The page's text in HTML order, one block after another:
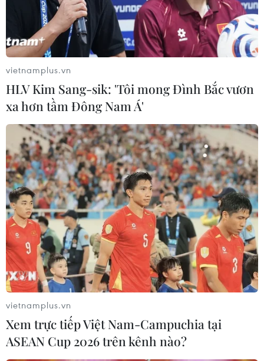
Dự án đường Hồ Chí Minh đoạn Chợ Chu-
Ngã ba Trung Sơn chậm tiến độ cả tháng
08/04/2026 11:24
Dự án đường Hồ Chí Minh đoạn Chợ Chu-Ngã ba
Trung Sơn chậm tiến độ là do biến động giá nhiên liệu
xăng dầu và nhựa đường dẫn đến nhà thầu thi công
cầm chừng, dừng thi công các hạng mục.
vietnamplus.vn
HLV Kim Sang-sik: 'Tôi mong Đình Bắc vươn
xa hơn tầm Đông Nam Á'
vietnamplus.vn
Xem trực tiếp Việt Nam-Campuchia tại
ASEAN Cup 2026 trên kênh nào?